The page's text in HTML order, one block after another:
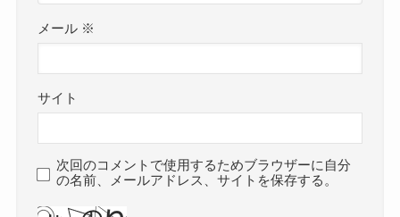
メール ※
サイト
次回のコメントで使用するためブラウザーに自分
の名前、メールアドレス、サイトを保存する。